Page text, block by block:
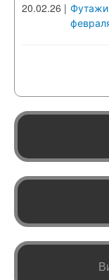
20.02.26 | Футажи